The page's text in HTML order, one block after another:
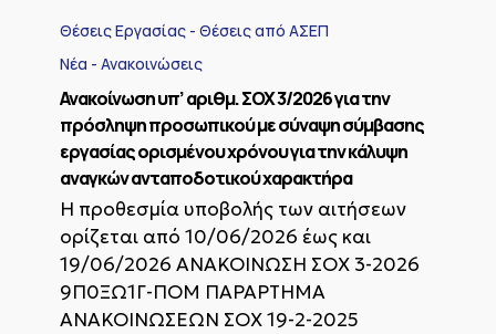
αριθμ.
ΣΟΧ
3/2026
πρόσληψη
προσωπικού
σύναψη
σύμβασης
εργασίας
ορισμένου
χρόνου
Θέσεις Εργασίας - Θέσεις από ΑΣΕΠ
Νέα - Ανακοινώσεις
Ανακοίνωση υπ’ αριθμ. ΣΟΧ 3/2026 για την
πρόσληψη προσωπικού με σύναψη σύμβασης
εργασίας ορισμένου χρόνου για την κάλυψη
αναγκών ανταποδοτικού χαρακτήρα
Η προθεσμία υποβολής των αιτήσεων
ορίζεται από 10/06/2026 έως και
19/06/2026 ΑΝΑΚΟΙΝΩΣΗ ΣΟΧ 3-2026
9Π0ΞΩ1Γ-ΠΟΜ ΠΑΡΑΡΤΗΜΑ
ΑΝΑΚΟΙΝΩΣΕΩΝ ΣΟΧ 19-2-2025